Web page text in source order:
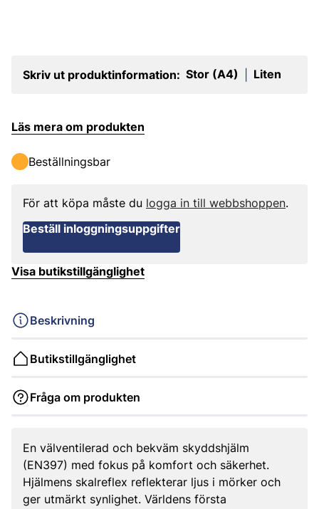
Skriv ut produktinformation: Stor (A4) Liten
Läs mera om produkten
Beställningsbar
För att köpa måste du logga in till webbshoppen.
Beställ inloggningsuppgifter
Visa butikstillgänglighet
Beskrivning
Butikstillgänglighet
Fråga om produkten
En välventilerad och bekväm skyddshjälm
(EN397) med fokus på komfort och säkerhet.
Hjälmens skalreflex reflekterar ljus i mörker och
ger utmärkt synlighet. Världens första